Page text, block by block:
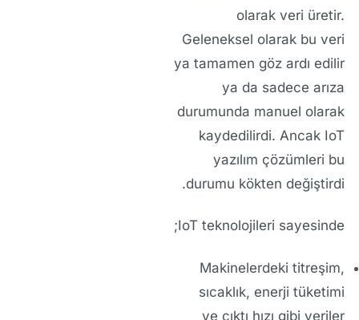
olarak veri üretir.
Geleneksel olarak bu veri
ya tamamen göz ardı edilir
ya da sadece arıza
durumunda manuel olarak
kaydedilirdi. Ancak IoT
yazılım çözümleri bu
durumu kökten değiştirdi.
IoT teknolojileri sayesinde;
Makinelerdeki titreşim,
sıcaklık, enerji tüketimi
ve çıktı hızı gibi veriler